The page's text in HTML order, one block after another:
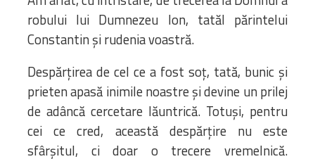
robului lui Dumnezeu Ion, tatăl părintelui
Constantin și rudenia voastră.
Despărțirea de cel ce a fost soț, tată, bunic și
prieten apasă inimile noastre și devine un prilej
de adâncă cercetare lăuntrică. Totuși, pentru
cei ce cred, această despărțire nu este
sfârșitul, ci doar o trecere vremelnică.